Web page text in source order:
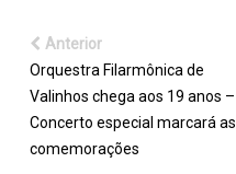
Anterior
Orquestra Filarmônica de
Valinhos chega aos 19 anos –
Concerto especial marcará as
comemorações